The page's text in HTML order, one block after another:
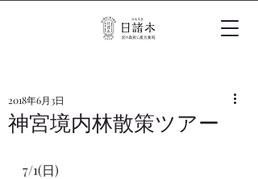
神宮境内林散策ツアー
2018年6月3日
7/1(日)